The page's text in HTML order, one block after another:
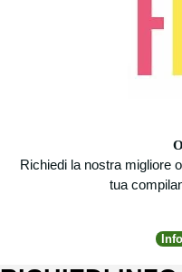
Richiedi la nostra migliore
tua